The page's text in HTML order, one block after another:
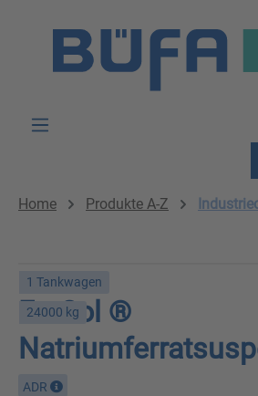
Home Produkte A-Z
1 Tankwagen
24000 kg
FerSol ®
ADR